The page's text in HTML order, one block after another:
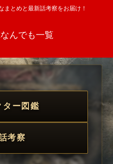
まとめと最新話考察をお届け！
んでも一覧
ター図鑑
考察